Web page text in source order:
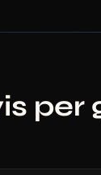
per